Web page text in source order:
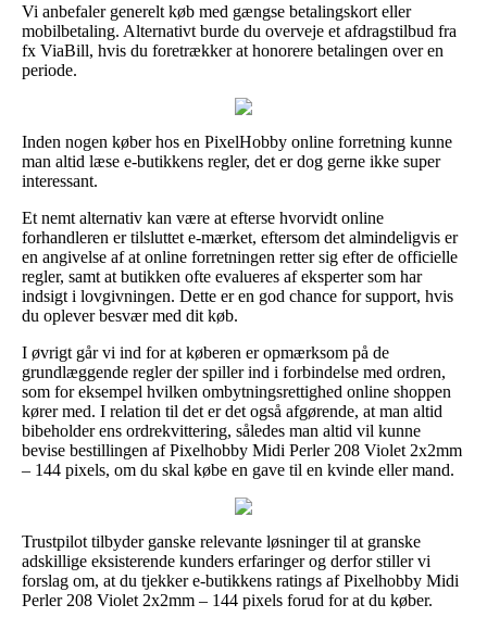
Vi anbefaler generelt køb med gængse betalingskort eller
mobilbetaling. Alternativt burde du overveje et afdragstilbud fra
fx ViaBill, hvis du foretrækker at honorere betalingen over en
periode.
Inden nogen køber hos en PixelHobby online forretning kunne
man altid læse e-butikkens regler, det er dog gerne ikke super
interessant.
Et nemt alternativ kan være at efterse hvorvidt online
forhandleren er tilsluttet e-mærket, eftersom det almindeligvis er
en angivelse af at online forretningen retter sig efter de officielle
regler, samt at butikken ofte evalueres af eksperter som har
indsigt i lovgivningen. Dette er en god chance for support, hvis
du oplever besvær med dit køb.
I øvrigt går vi ind for at køberen er opmærksom på de
grundlæggende regler der spiller ind i forbindelse med ordren,
som for eksempel hvilken ombytningsrettighed online shoppen
kører med. I relation til det er det også afgørende, at man altid
bibeholder ens ordrekvittering, således man altid vil kunne
bevise bestillingen af Pixelhobby Midi Perler 208 Violet 2x2mm
– 144 pixels, om du skal købe en gave til en kvinde eller mand.
Trustpilot tilbyder ganske relevante løsninger til at granske
adskillige eksisterende kunders erfaringer og derfor stiller vi
forslag om, at du tjekker e-butikkens ratings af Pixelhobby Midi
Perler 208 Violet 2x2mm – 144 pixels forud for at du køber.